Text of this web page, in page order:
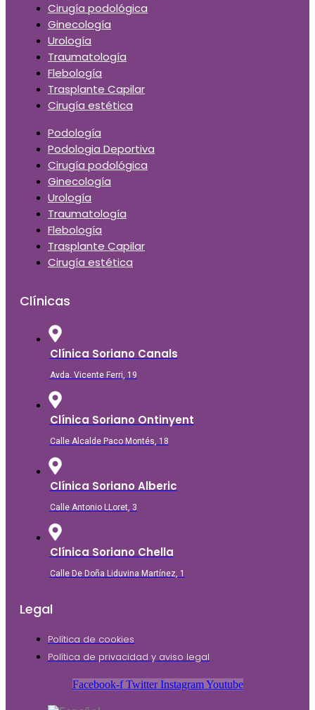
Cirugía podológica
Ginecología
Urología
Traumatología
Flebología
Trasplante Capilar
Cirugía estética
Podología
Podologia Deportiva
Cirugía podológica
Ginecología
Urología
Traumatología
Flebología
Trasplante Capilar
Cirugía estética
Clínicas
Clínica Soriano Canals
Avda. Vicente Ferri, 19
Clínica Soriano Ontinyent
Calle Alcalde Paco Montés, 18
Clínica Soriano Alberic
Calle Antonio LLoret, 3
Clínica Soriano Chella
Calle De Doña Liduvina Martínez, 1
Legal
Política de cookies
Política de privacidad y aviso legal
Facebook-f Twitter Instagram Youtube